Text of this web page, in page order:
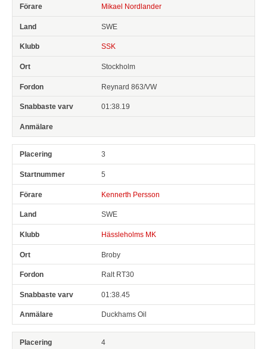
Mikael Nordlander
SWE
SSK
Stockholm
Reynard 863/VW
01:38.19
3
5
Kennerth Persson
SWE
Hässleholms MK
Broby
Ralt RT30
01:38.45
Duckhams Oil
4